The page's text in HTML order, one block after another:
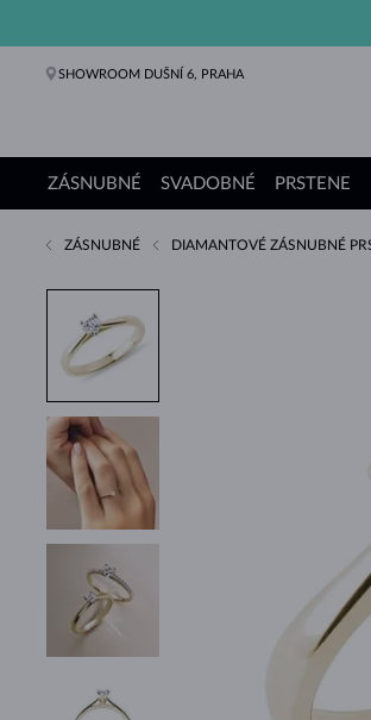
SHOWROOM DUŠNÍ 6, PRAHA
ZÁSNUBNÉ
Zásnubné
SVADOBNÉ
Svadobné
PRSTENE
Prstene
Náušnice
Náhrdelníky
Náramky
Perly
Šperky
Darčeky
Kolekcie
ZÁSNUBNÉ DIAMANTOVÉ ZÁSNUBNÉ